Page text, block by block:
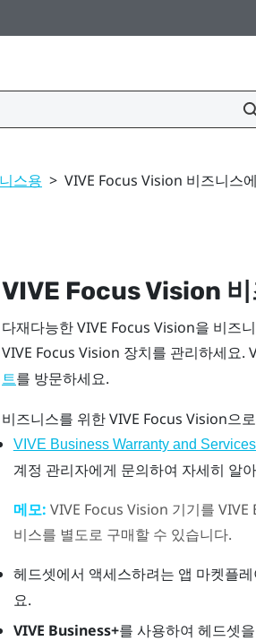
스용 > VIVE Focus Vision 비즈니스
VIVE Focus Vision
다재다능한VIVE Focus Vision을 비즈
VIVE Focus Vision 장치를 관리하세요.
트를 방문하세요.
비즈니스를 위한VIVE Focus Vision으
VIVE Business Warranty and
계정 관리자에게 문의하여 자세히 알
메모: VIVE Focus Vision 기기를 VIVE
비스를 별도로 구매할 수 있습니다.
헤드셋에서 액세스하려는 앱 마켓플
요.
VIVE Business+를 사용하여 헤드셋